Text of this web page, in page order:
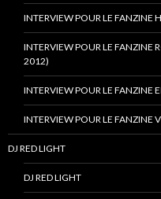
INTERVIEW POUR LE FANZINE
INTERVIEW POUR LE FANZINE
2012)
INTERVIEW POUR LE FANZINE
INTERVIEW POUR LE FANZINE
DJ RED LIGHT
DJ RED LIGHT